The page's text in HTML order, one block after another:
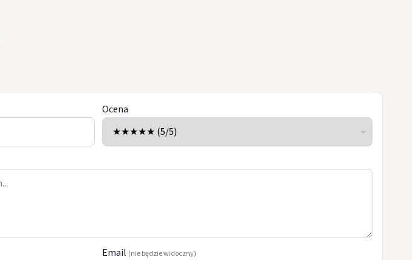
Ocena
Email (nie będzie widoczny)